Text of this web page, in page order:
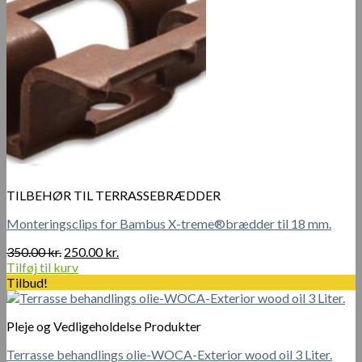
TILBEHØR TIL TERRASSEBRÆDDER
Monteringsclips for Bambus X-treme®brædder til 18 mm.
350.00kr. Den
oprindelige
var:
250.00kr.
er:
Tilføj til kurv
Tilbud!
Pleje og Vedligeholdelse Produkter
Terrasse behandlings olie-WOCA-Exterior wood oil 3 Liter.